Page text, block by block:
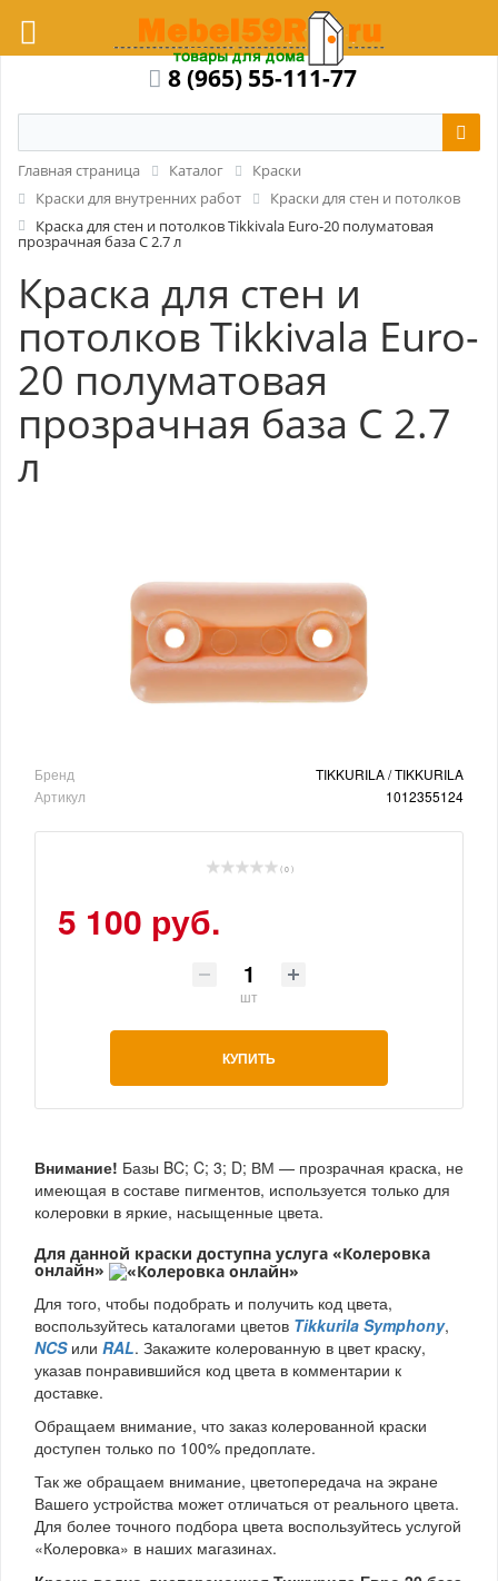
8 (965) 55-111-77
Главная страница Каталог
Краски
Краски для внутренних работ
Краски для стен и потолков
Краска для стен и потолков Tikkivala Euro-20 полуматовая
прозрачная база С 2.7 л
Краска для стен и
потолков Tikkivala Euro-
20 полуматовая
прозрачная база С 2.7
л
Бренд
TIKKURILA / TIKKURILA
Артикул
1012355124
( 0 )
5 100 руб.
шт
КУПИТЬ
Внимание! Базы BC; C; 3; D; ВМ — прозрачная краска, не
имеющая в составе пигментов, используется только для
колеровки в яркие, насыщенные цвета.
Для данной краски доступна услуга «Колеровка
онлайн»
Для того, чтобы подобрать и получить код цвета,
воспользуйтесь каталогами цветов Tikkurila Symphony,
NCSили RAL. Закажите колерованную в цвет краску,
указав понравившийся код цвета в комментарии к
доставке.
Обращаем внимание, что заказ колерованной краски
доступен только по 100% предоплате.
Так же обращаем внимание, цветопередача на экране
Вашего устройства может отличаться от реального цвета.
Для более точного подбора цвета воспользуйтесь услугой
«Колеровка» в наших магазинах.